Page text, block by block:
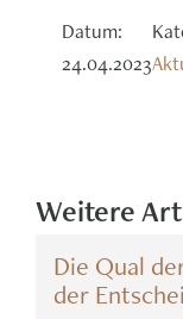
Datum:
24.04.2023
Weitere
Die Qual
der